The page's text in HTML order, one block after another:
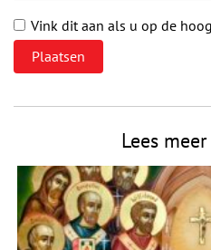
Vink dit aan als u op de
Lees